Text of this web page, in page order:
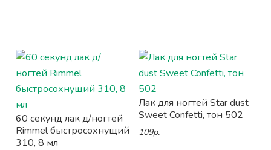
60 секунд лак д/ногтей
Rimmel быстросохнущий
310, 8 мл
Лак для ногтей Star dust
Sweet Confetti, тон 502
109р.